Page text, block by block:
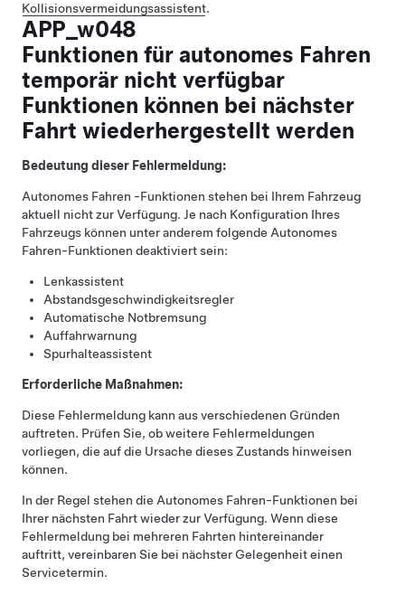
Kollisionsvermeidungsassistent.
APP_w048
Funktionen für autonomes Fahren
temporär nicht verfügbar
Funktionen können bei nächster
Fahrt wiederhergestellt werden
Bedeutung dieser Fehlermeldung:
Autonomes Fahren -Funktionen stehen bei Ihrem Fahrzeug
aktuell nicht zur Verfügung. Je nach Konfiguration Ihres
Fahrzeugs können unter anderem folgende Autonomes
Fahren-Funktionen deaktiviert sein:
Lenkassistent
Abstandsgeschwindigkeitsregler
Automatische Notbremsung
Auffahrwarnung
Spurhalteassistent
Erforderliche Maßnahmen:
Diese Fehlermeldung kann aus verschiedenen Gründen
auftreten. Prüfen Sie, ob weitere Fehlermeldungen
vorliegen, die auf die Ursache dieses Zustands hinweisen
können.
In der Regel stehen die Autonomes Fahren-Funktionen bei
Ihrer nächsten Fahrt wieder zur Verfügung. Wenn diese
Fehlermeldung bei mehreren Fahrten hintereinander
auftritt, vereinbaren Sie bei nächster Gelegenheit einen
Servicetermin.